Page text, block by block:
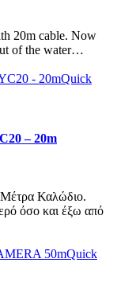
20m cable. Now
of the water…
Quick
– 20m
Καλώδιο.
όσο και έξω από
Quick